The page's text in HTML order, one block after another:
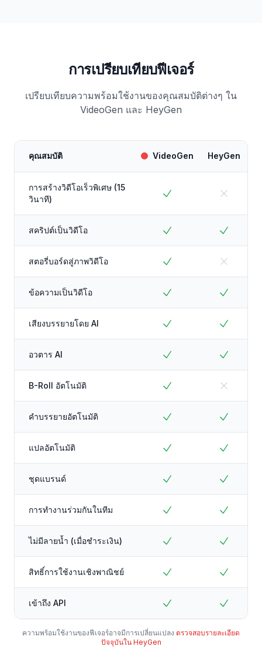
การเปรียบเทียบฟีเจอร์
เปรียบเทียบความพร้อมใช้งานของคุณสมบัติต่างๆ ใน
VideoGen และ HeyGen
คุณสมบัติ VideoGen HeyGen
การสร้างวิดีโอเร็วพิเศษ (15
วินาที)
สคริปต์เป็นวิดีโอ
สตอรี่บอร์ดสู่ภาพวิดีโอ
ข้อความเป็นวิดีโอ
เสียงบรรยายโดย AI
อวตาร AI
B-Roll อัตโนมัติ
คำบรรยายอัตโนมัติ
แปลอัตโนมัติ
ชุดแบรนด์
การทำงานร่วมกันในทีม
ไม่มีลายน้ำ (เมื่อชำระเงิน)
สิทธิ์การใช้งานเชิงพาณิชย์
เข้าถึง API
ความพร้อมใช้งานของฟีเจอร์อาจมีการเปลี่ยนแปลง ตรวจสอบรายละเอียด
ปัจจุบันใน HeyGen